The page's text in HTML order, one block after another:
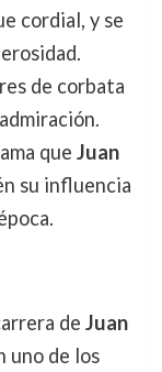
cordial, y se
de corbata
que Juan
su influencia
de Juan
uno de los